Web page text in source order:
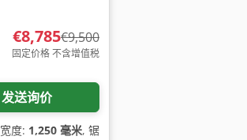
€8,785€9,500
固定价格 不含增值税
发送询价
度: 1,250 毫米, 锯